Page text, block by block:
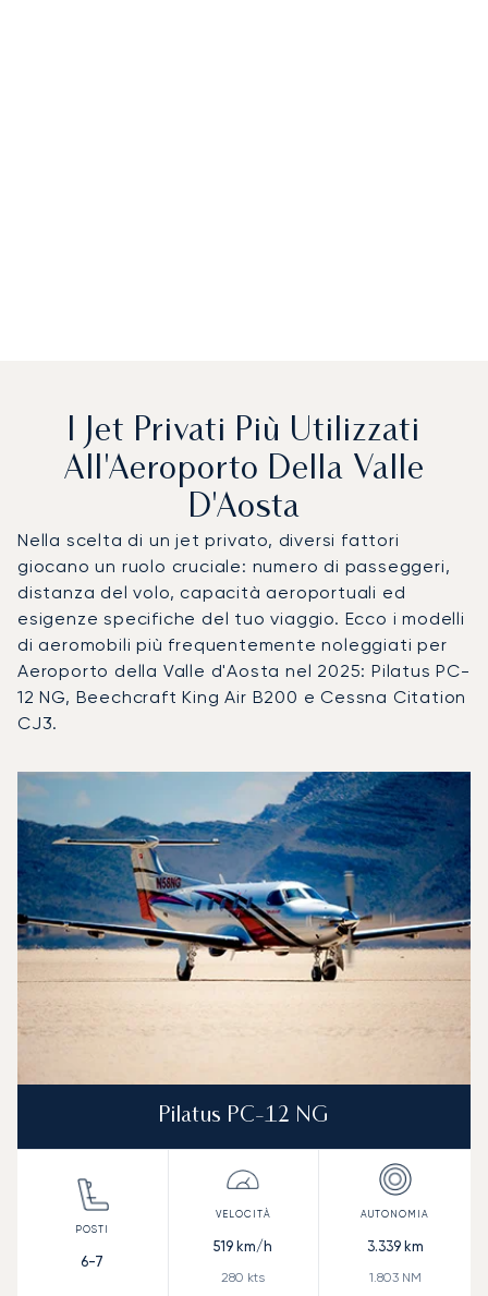
I Jet Privati Più Utilizzati
All'Aeroporto Della Valle
D'Aosta
Nella scelta di un jet privato, diversi fattori
giocano un ruolo cruciale: numero di passeggeri,
distanza del volo, capacità aeroportuali ed
esigenze specifiche del tuo viaggio. Ecco i modelli
di aeromobili più frequentemente noleggiati per
Aeroporto della Valle d'Aosta nel 2025: Pilatus PC-
12 NG, Beechcraft King Air B200 e Cessna Citation
CJ3.
Foto dell'aeromobile
Modello di aeromobile
Posti
Velocità (km/h)
Velocità (nodi)
Autonomia
Autonomia (NM)
Pilatus PC-12 NG
6-7
519 km/h
280 kts
3.339km
1.803NM